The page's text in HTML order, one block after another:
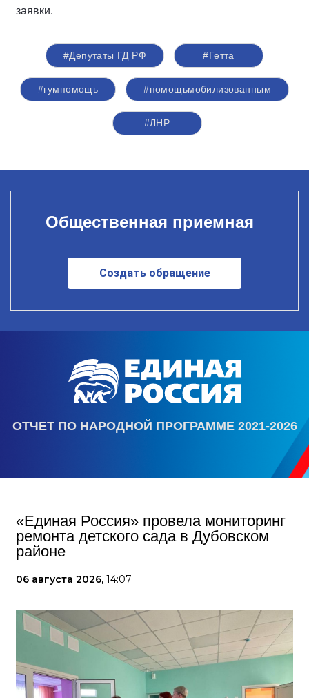
заявки.
#Депутаты ГД РФ #Гетта
#гумпомощь #помощьмобилизованным
#ЛНР
Общественная приемная
Создать обращение
ОТЧЕТ ПО НАРОДНОЙ ПРОГРАММЕ 2021-2026
«Единая Россия» провела мониторинг
ремонта детского сада в Дубовском
районе
06 августа 2026, 14:07